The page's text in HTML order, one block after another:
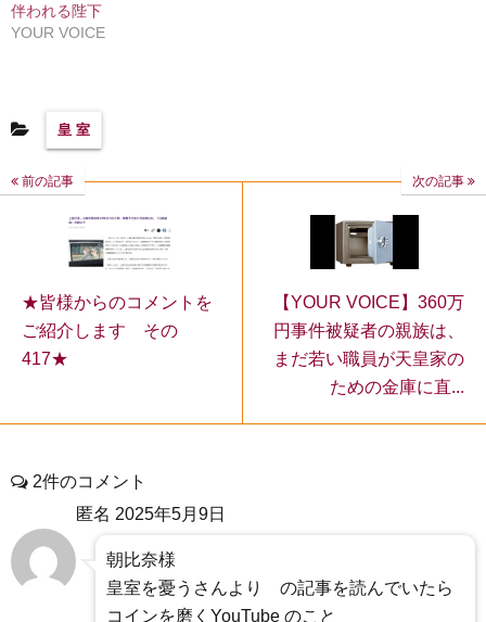
伴われる陛下
YOUR VOICE
皇 室
前の記事
★皆様からのコメントを
ご紹介します その
417★
次の記事
【YOUR VOICE】360万
円事件被疑者の親族は、
まだ若い職員が天皇家の
ための金庫に直...
2件のコメント
匿名 2025年5月9日
朝比奈様
皇室を憂うさんより の記事を読んでいたら
コインを磨くYouTube のこと